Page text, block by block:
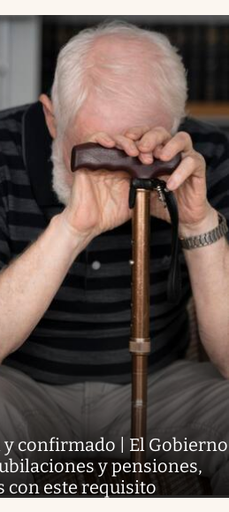
y confirmado | El Gobierno
y pensiones,
con este requisito